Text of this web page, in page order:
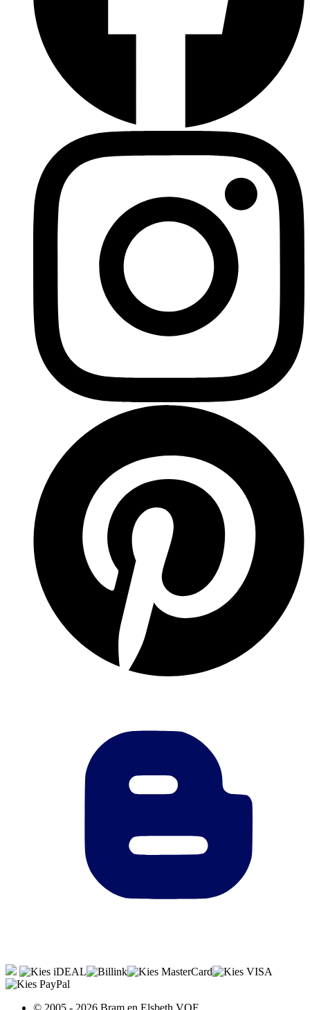
© 2005 - 2026 Bram en Elsbeth VOF